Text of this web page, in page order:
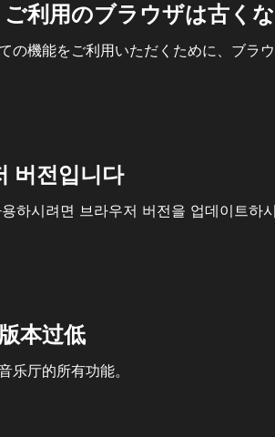
利用のブラウザは古く
の機能をご利用いただくために、ブラ
버전입니다
하시려면 브라우저 버전을 업데이트하
本过低
乐厅的所有功能。